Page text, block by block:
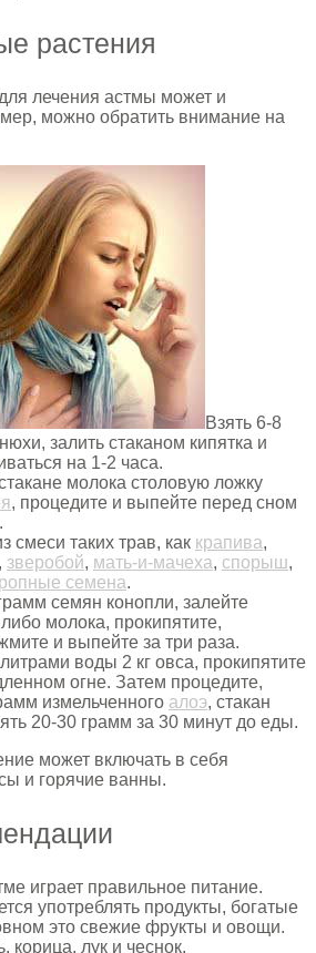
растения
лечения астмы может и
можно обратить внимание на
Взять 6-8
залить стаканом кипятка и
на 1-2 часа.
молока столовую ложку
, процедите и выпейте перед сном
смеси таких трав, как крапива,
зверобой, мать-и-мачеха, спорыш,
семена.
семян конопли, залейте
молока, прокипятите,
и выпейте за три раза.
воды 2 кг овса, прокипятите
огне. Затем процедите,
измельченного алоэ, стакан
20-30 грамм за 30 минут до еды.
может включать в себя
и горячие ванны.
играет правильное питание.
употреблять продукты, богатые
это свежие фрукты и овощи.
корица, лук и чеснок.